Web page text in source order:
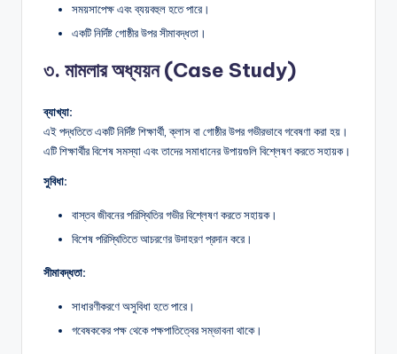
সময়সাপেক্ষ এবং ব্যয়বহুল হতে পারে।
একটি নির্দিষ্ট গোষ্ঠীর উপর সীমাবদ্ধতা।
৩. মামলার অধ্যয়ন (Case Study)
ব্যাখ্যা:
এই পদ্ধতিতে একটি নির্দিষ্ট শিক্ষার্থী, ক্লাস বা গোষ্ঠীর উপর গভীরভাবে গবেষণা করা হয়।
এটি শিক্ষার্থীর বিশেষ সমস্যা এবং তাদের সমাধানের উপায়গুলি বিশ্লেষণ করতে সহায়ক।
সুবিধা:
বাস্তব জীবনের পরিস্থিতির গভীর বিশ্লেষণ করতে সহায়ক।
বিশেষ পরিস্থিতিতে আচরণের উদাহরণ প্রদান করে।
সীমাবদ্ধতা:
সাধারণীকরণে অসুবিধা হতে পারে।
গবেষককের পক্ষ থেকে পক্ষপাতিত্বের সম্ভাবনা থাকে।